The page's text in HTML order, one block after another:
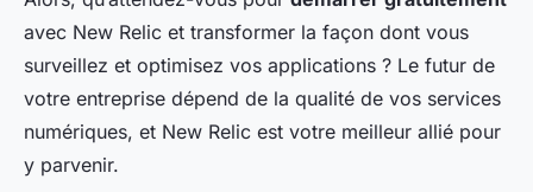
avec New Relic et transformer la façon dont vous
surveillez et optimisez vos applications ? Le futur de
votre entreprise dépend de la qualité de vos services
numériques, et New Relic est votre meilleur allié pour
y parvenir.